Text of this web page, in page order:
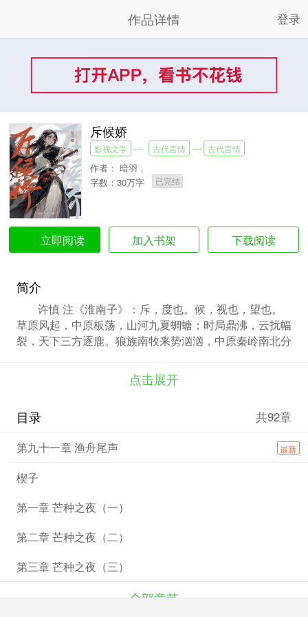
作品详情 登录
斥候娇
影视文学 古代言情 古代言情
作者： 暗羽，
字数：30万字
已完结
立即阅读 加入书架 下载阅读
简介
许慎 注《淮南子》：斥，度也。候，视也，望也。
草原风起，中原板荡，山河九夏蜩螗；时局鼎沸，云扰幅
裂，天下三方逐鹿。狼族南牧来势汹汹，中原秦岭南北分
构为“云栏”；月央，都城四欢城，斥候机构为“夜钩”；南
牧，都城陌城，斥候机构为“游隼”。斥候，军队的眼睛，
伪装，识地貌，定水源，绘地图，探兵马，测军旗，懂刺
的南牧狼兵，以保中原十年之太平，随着诡月临空时，平
趁乱屠戮，联军精锐损失殆尽，两国名帅此战殉国。 此
战过后，有心人复盘之时发现疑云重重，草蛇灰线，剥丝
抽茧，有人在四十年前的棋盘上剑走偏锋一步，埋下七十
二粒种子，此后静待花开，花开之刻，一场关于三国皇权
之争、天下之争的巨大阴谋浮上水面，阴谋得逞之时，将
是一条狠毒之计实施之刻，而揭开阴谋，阻止毒计的任
务，落在了云都、月央两名斥候的身上。 形势如弦，毒
计如矢，矢在弦上，留给两名斥候的时间已经不多。
点击展开
目录 共92章
第九十一章 渔舟尾声 最新
楔子
第一章 芒种之夜（一）
第二章 芒种之夜（二）
第三章 芒种之夜（三）
全部章节